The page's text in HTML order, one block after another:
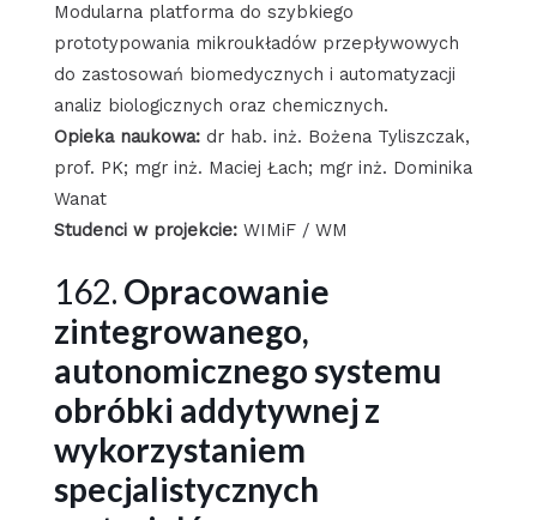
Modularna platforma do szybkiego
prototypowania mikroukładów przepływowych
do zastosowań biomedycznych i automatyzacji
analiz biologicznych oraz chemicznych.
Opieka naukowa:dr hab. inż. Bożena Tyliszczak,
prof. PK; mgr inż. Maciej Łach; mgr inż. Dominika
Wanat
Studenci w projekcie: WIMiF / WM
162. Opracowanie
zintegrowanego,
autonomicznego systemu
obróbki addytywnej z
wykorzystaniem
specjalistycznych